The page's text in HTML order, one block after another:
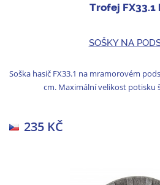
Trofej FX33.1
SOŠKY NA
Soška hasič FX33.1 na mramorovém
cm. Maximální velikost potisku
235 KČ